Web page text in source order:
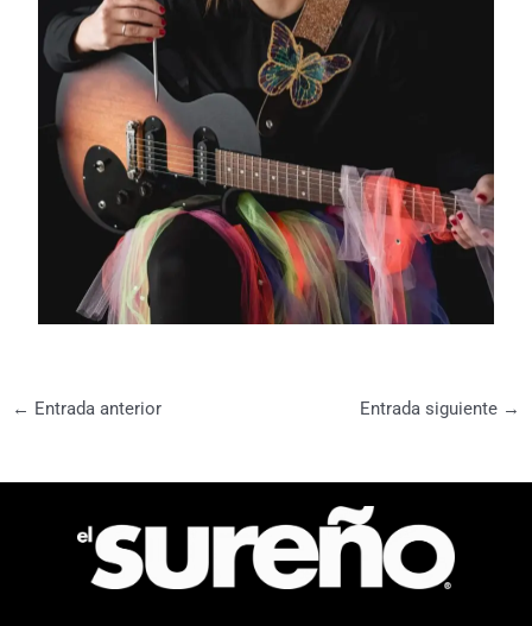
← Entrada anterior Entrada siguiente →